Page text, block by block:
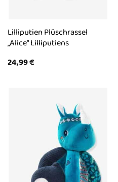
Lilliputien Plüschrassel
„Alice“ Lilliputiens
24,99€